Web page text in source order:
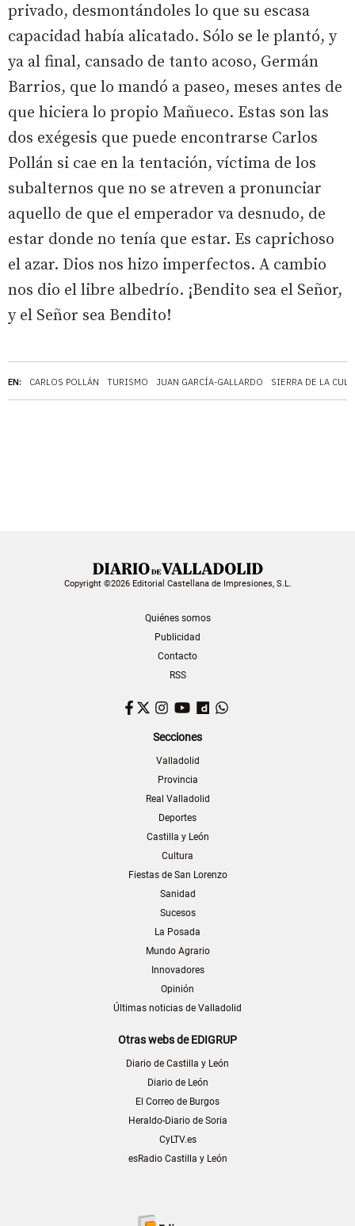
EN: CARLOS POLLÁN TURISMO JUAN GARCÍA-GALLARDO SIERRA DE LA
privado, desmontándoles lo que su escasa
capacidad había alicatado. Sólo se le plantó, y
ya al final, cansado de tanto acoso, Germán
Barrios, que lo mandó a paseo, meses antes de
que hiciera lo propio Mañueco. Estas son las
dos exégesis que puede encontrarse Carlos
Pollán si cae en la tentación, víctima de los
subalternos que no se atreven a pronunciar
aquello de que el emperador va desnudo, de
estar donde no tenía que estar. Es caprichoso
el azar. Dios nos hizo imperfectos. A cambio
nos dio el libre albedrío. ¡Bendito sea el Señor,
y el Señor sea Bendito!
Copyright ©2026 Editorial Castellana de Impresiones, S.L.
Quiénes somos
Publicidad
Contacto
RSS
Facebook
TwitterInstagram
YouTubeDailymotion
Secciones
Valladolid
Provincia
Real Valladolid
Deportes
Castilla y León
Cultura
Fiestas de San Lorenzo
Sanidad
Sucesos
La Posada
Mundo Agrario
Innovadores
Opinión
Últimas noticias de Valladolid
Otras webs de EDIGRUP
Diario de Castilla y León
Diario de León
El Correo de Burgos
Heraldo-Diario de Soria
CyLTV.es
esRadio Castilla y León